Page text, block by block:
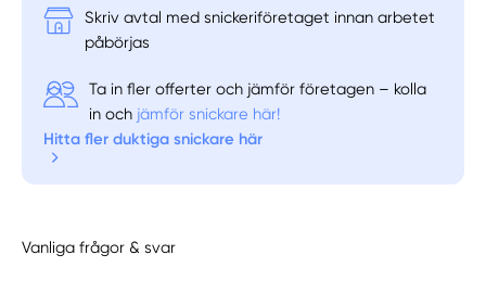
Skriv avtal med snickeriföretaget innan arbetet
påbörjas
Ta in fler offerter och jämför företagen – kolla
in och jämför snickare här!
Hitta fler duktiga snickare här
Vanliga frågor & svar